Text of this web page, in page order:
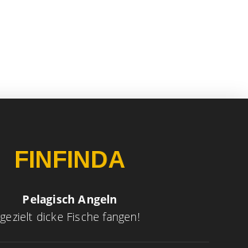
FINFINDA
Pelagisch Angeln
gezielt dicke Fische fangen!